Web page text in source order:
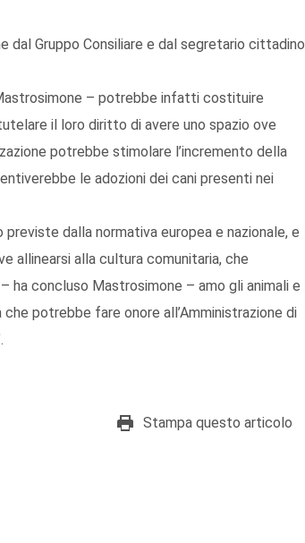
dal Gruppo Consiliare e dal segretario cittadino
– potrebbe infatti costituire
il loro diritto di avere uno spazio ove
potrebbe stimolare l’incremento della
le adozioni dei cani presenti nei
dalla normativa europea e nazionale, e
allinearsi alla cultura comunitaria, che
ha concluso Mastrosimone – amo gli animali e
potrebbe fare onore all’Amministrazione di
Stampa questo articolo